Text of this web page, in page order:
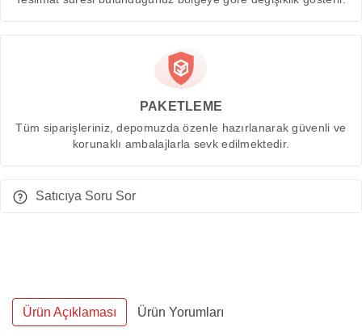
PAKETLEME
Tüm siparişleriniz, depomuzda özenle hazırlanarak güvenli ve
korunaklı ambalajlarla sevk edilmektedir.
Satıcıya Soru Sor
Ürün Açıklaması Ürün Yorumları